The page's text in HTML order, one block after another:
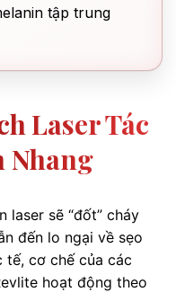
tập trung
Laser Tác
Nhang
laser sẽ “đốt” cháy
đến lo ngại về sẹo
tế, cơ chế của các
hoạt động theo